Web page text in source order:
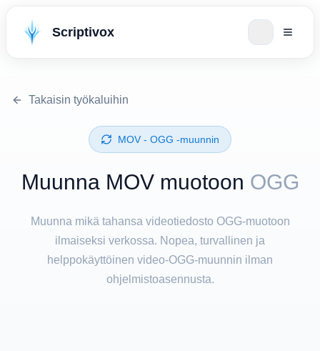
Scriptivox
Takaisin työkaluihin
⁦MOV⁩ - ⁦OGG⁩ -muunnin
Muunna ⁦MOV⁩ muotoon OGG
Muunna mikä tahansa videotiedosto OGG-muotoon
ilmaiseksi verkossa. Nopea, turvallinen ja
helppokäyttöinen video-OGG-muunnin ilman
ohjelmistoasennusta.